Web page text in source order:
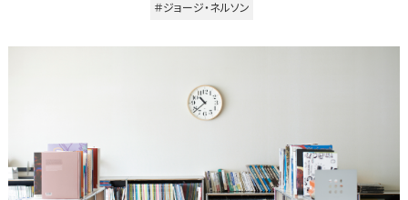
＃ジョージ・ネルソン